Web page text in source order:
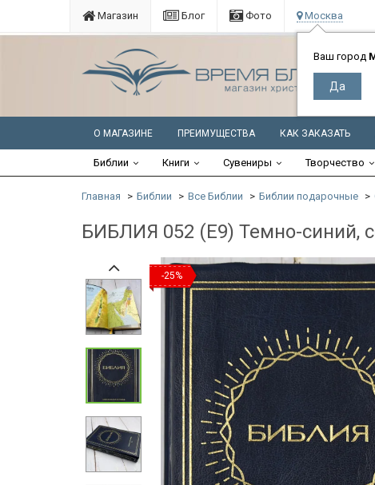
Магазин Блог Фото Москва
Ваш город
О МАГАЗИНЕ ПРЕИМУЩЕСТВА КАК ЗАКАЗАТЬ
Библии Книги Сувениры Творчество
Главная Библии Все Библии Библии подарочные
БИБЛИЯ 052 (Е9) Темно-синий,
-25%